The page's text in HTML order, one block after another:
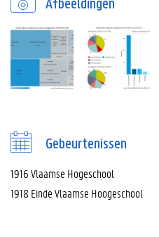
Afbeeldingen
Gebeurtenissen
1916 Vlaamse Hogeschool
1918 Einde Vlaamse Hoogeschool